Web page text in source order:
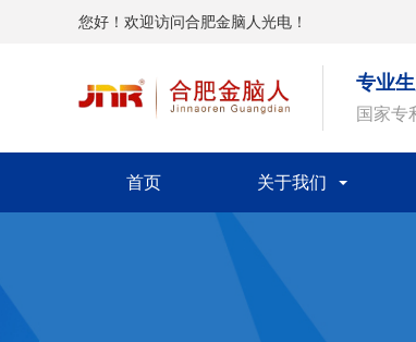
您好！欢迎访问合肥金脑人光电！
专业
国家专
首页 关于我们